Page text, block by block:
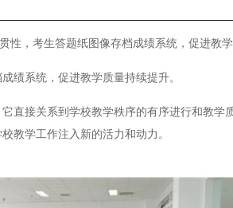
性，考生答题纸图像存档成绩系统，促进教
系统，促进教学质量持续提升。
接关系到学校教学秩序的有序进行和教学
教学工作注入新的活力和动力。